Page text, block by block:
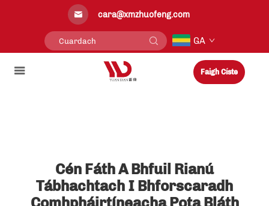
cara@xmzhuofeng.com
GA
Faigh Císte
Cén Fáth A Bhfuil Rianú
Tábhachtach I Bhforscaradh